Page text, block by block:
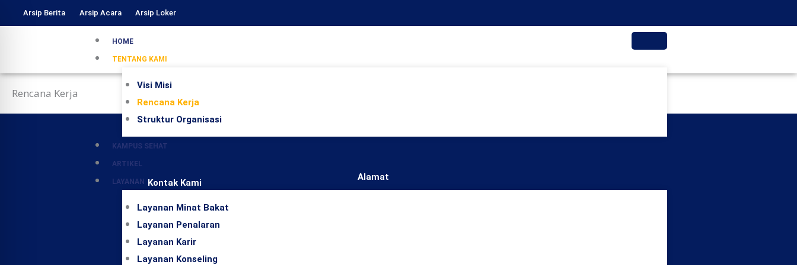
to
Arsip Berita Arsip Acara Arsip Loker
HOME
TENTANG KAMI
Visi Misi
Rencana Kerja
Struktur Organisasi
KAMPUS SEHAT
ARTIKEL
LAYANAN
Layanan Minat Bakat
Layanan Penalaran
Layanan Karir
Layanan Konseling
Rencana Kerja
Kontak Kami
(0281) 6843493 / Fax: (0281)
6843494
info@uhb.ac.id
Alamat